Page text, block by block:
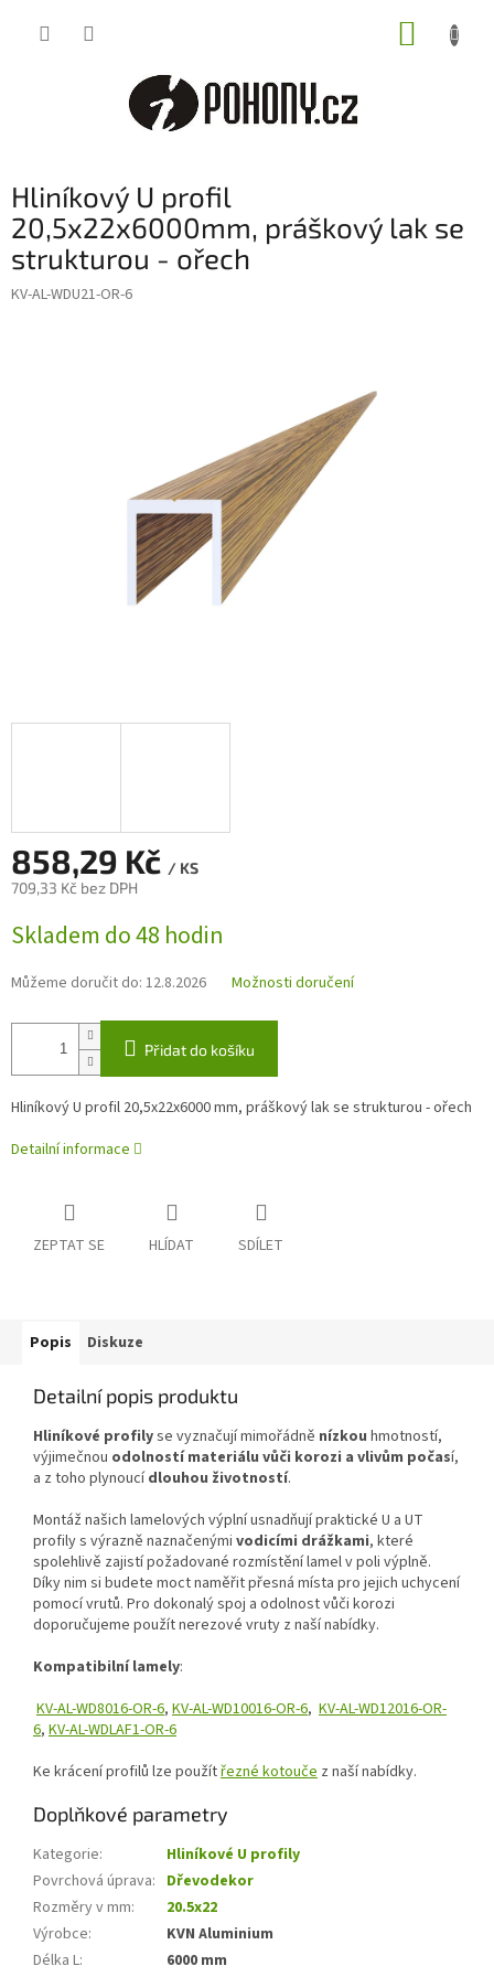
Hliníkový U profil
20,5x22x6000mm, práškový lak se
strukturou - ořech
KV-AL-WDU21-OR-6
858,29 Kč / KS
709,33 Kč bez DPH
cena:
Skladem do 48 hodin
Můžeme doručit do: 12.8.2026 Možnosti doručení
Přidat do košíku
Hliníkový U profil 20,5x22x6000 mm, práškový lak se strukturou - ořech
Detailní informace
ZEPTAT SE HLÍDAT SDÍLET
Popis Diskuze
Detailní popis produktu
Hliníkové profilyse vyznačují mimořádně nízkou hmotností,
výjimečnou odolností materiálu vůči korozi a vlivům počasí,
a z toho plynoucí dlouhou životností.
Montáž našich lamelových výplní usnadňují praktické U a UT
profily s výrazně naznačenými vodicími drážkami, které
spolehlivě zajistí požadované rozmístění lamel v poli výplně.
Díky nim si budete moct naměřit přesná místa pro jejich uchycení
pomocí vrutů. Pro dokonalý spoj a odolnost vůči korozi
doporučujeme použít nerezové vruty z naší nabídky.
Kompatibilní lamely:
KV-AL-WD8016-OR-6, KV-AL-WD10016-OR-6, KV-AL-WD12016-OR-
6, KV-AL-WDLAF1-OR-6
Ke krácení profilů lze použítřezné kotouče z naší nabídky.
Doplňkové parametry
Kategorie:
Hliníkové U profily
Povrchová úprava: Dřevodekor
Rozměry v mm:
20.5x22
Výrobce:
KVN Aluminium
Délka L:
6000 mm